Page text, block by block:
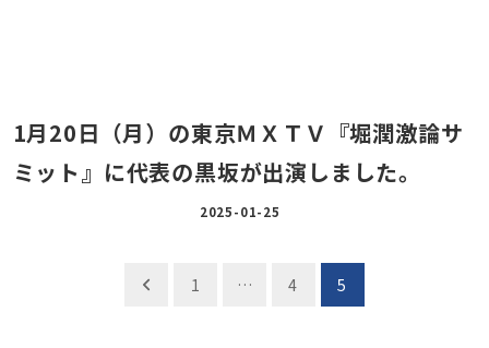
1月20日（月）の東京ＭＸＴＶ『堀潤激論サ
ミット』に代表の黒坂が出演しました。
2025-01-25
1 … 4 5